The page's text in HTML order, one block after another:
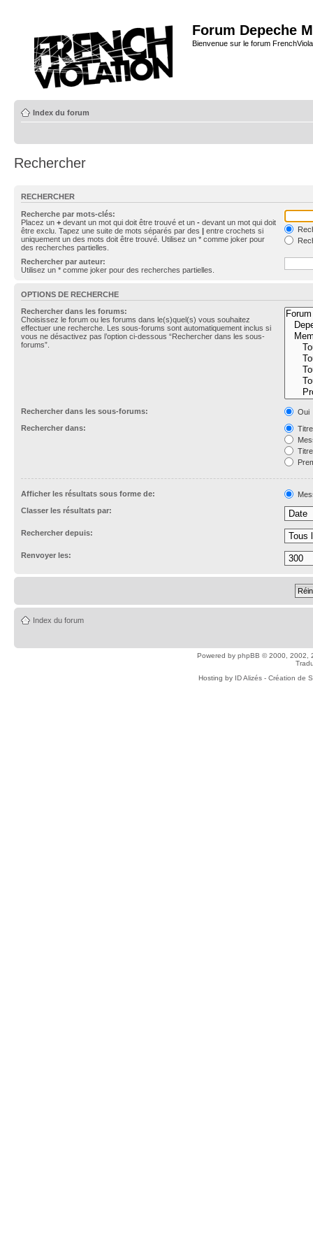
Forum Depeche
Bienvenue sur le forum
Index du forum
Rechercher
RECHERCHER
Recherche par mots-clés:
Placez un + devant un mot qui doit être trouvé et un - devant un mot qui doit
être exclu. Tapez une suite de mots séparés par des | entre crochets si
uniquement un des mots doit être trouvé. Utilisez un * comme joker pour
des recherches partielles.
Rechercher par auteur:
Utilisez un * comme joker pour des recherches partielles.
OPTIONS DE RECHERCHE
Rechercher dans les forums:
Choisissez le forum ou les forums dans le(s)quel(s) vous souhaitez
effectuer une recherche. Les sous-forums sont automatiquement inclus si
vous ne désactivez pas l’option ci-dessous “Rechercher dans les sous-
forums”.
Rechercher dans les sous-forums:
Oui
Rechercher dans:
Afficher les résultats sous forme de:
Classer les résultats par:
Rechercher depuis:
Renvoyer les:
Index du forum
Powered by phpBB © 2000, 2002,
Hosting by ID Alizés - Création de